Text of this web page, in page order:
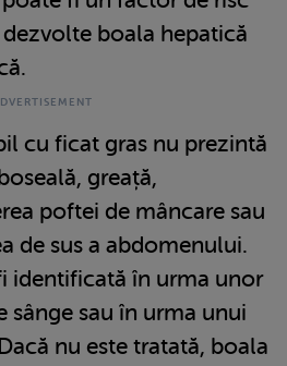
boala hepatică
cu ficat gras nu prezintă
greață,
poftei de mâncare sau
de sus a abdomenului.
identificată în urma unor
sânge sau în urma unui
nu este tratată, boala